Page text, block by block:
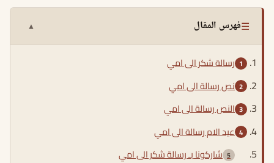
☰فهرس المقال ▲
رسالة شكر الى امي
نص رسالة الى امي
النص رسالة الى امي
عيد الام رسالة الى امي
شاركونا بـ رسالة شكر الى امي